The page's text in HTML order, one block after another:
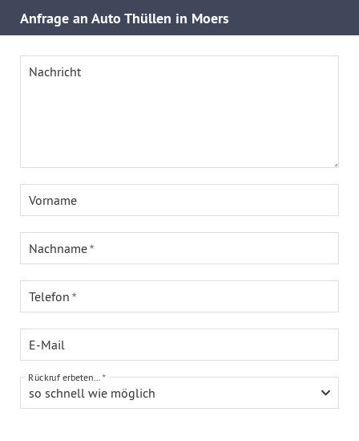
Anfrage an Auto Thüllen in Moers
Nachricht
Vorname
Nachname
Telefon
E-Mail
so schnell wie möglich
Rückruf erbeten...